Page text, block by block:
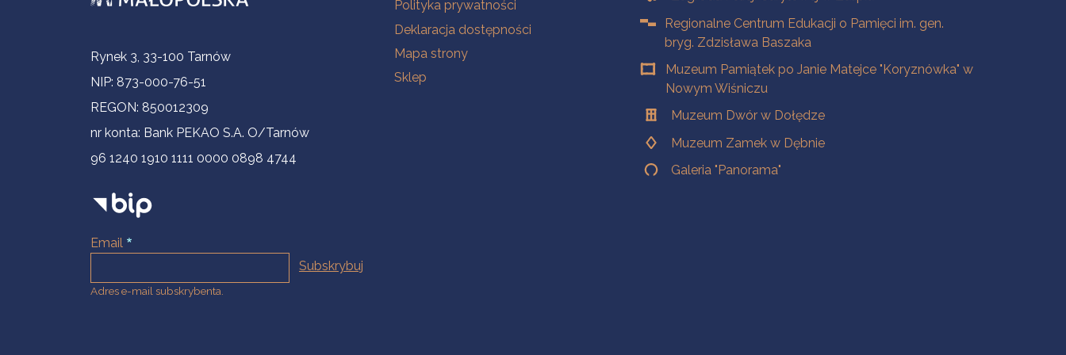
Informacje kontaktowe
Rynek 3, 33-100 Tarnów
NIP: 873-000-76-51
REGON: 850012309
nr konta: Bank PEKAO S.A. O/Tarnów
96 1240 1910 1111 0000 0898 4744
Email
Adres e-mail subskrybenta.
Polityka prywatności
Deklaracja dostępności
Mapa strony
Sklep
Regionalne Centrum Edukacji o Pamięci im. gen.
bryg. Zdzisława Baszaka
Muzeum Pamiątek po Janie Matejce "Koryznówka" w
Nowym Wiśniczu
Muzeum Dwór w Dołędze
Muzeum Zamek w Dębnie
Galeria "Panorama"